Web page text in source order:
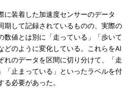
装着した加速度センサーのデータ
期して記録されているものの、実際の
数値とは別に「走っている」「歩いて
どのように変化している。これらをAI
れのデータを区間に切り分けて、「走
「止まっている」といったラベルを付
必要があった。